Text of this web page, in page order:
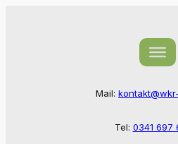
Mail:
Tel: 0341 697